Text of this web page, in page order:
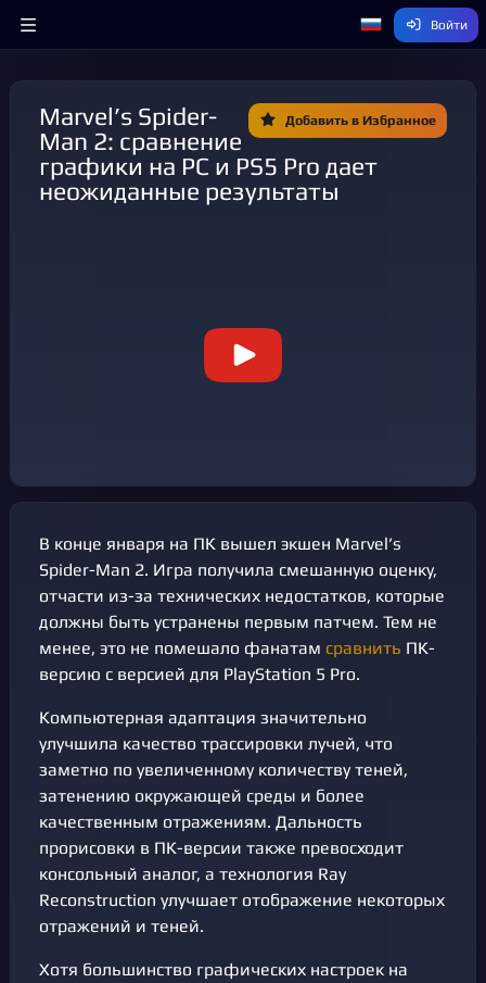
Войти
Добавить в Избранное
Marvel’s Spider-
Man 2: сравнение
графики на PC и PS5 Pro дает
неожиданные результаты
В конце января на ПК вышел экшен Marvel’s
Spider-Man 2. Игра получила смешанную оценку,
отчасти из-за технических недостатков, которые
должны быть устранены первым патчем. Тем не
менее, это не помешало фанатам сравнить ПК-
версию с версией для PlayStation 5 Pro.
Компьютерная адаптация значительно
улучшила качество трассировки лучей, что
заметно по увеличенному количеству теней,
затенению окружающей среды и более
качественным отражениям. Дальность
прорисовки в ПК-версии также превосходит
консольный аналог, а технология Ray
Reconstruction улучшает отображение некоторых
отражений и теней.
Хотя большинство графических настроек на